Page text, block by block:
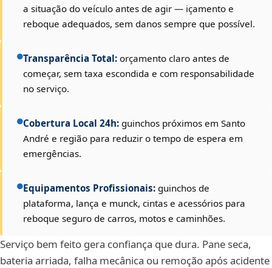
a situação do veículo antes de agir — içamento e
reboque adequados, sem danos sempre que possível.
Transparência Total: orçamento claro antes de
começar, sem taxa escondida e com responsabilidade
no serviço.
Cobertura Local 24h: guinchos próximos em Santo
André e região para reduzir o tempo de espera em
emergências.
Equipamentos Profissionais: guinchos de
plataforma, lança e munck, cintas e acessórios para
reboque seguro de carros, motos e caminhões.
Serviço bem feito gera confiança que dura. Pane seca,
bateria arriada, falha mecânica ou remoção após acidente